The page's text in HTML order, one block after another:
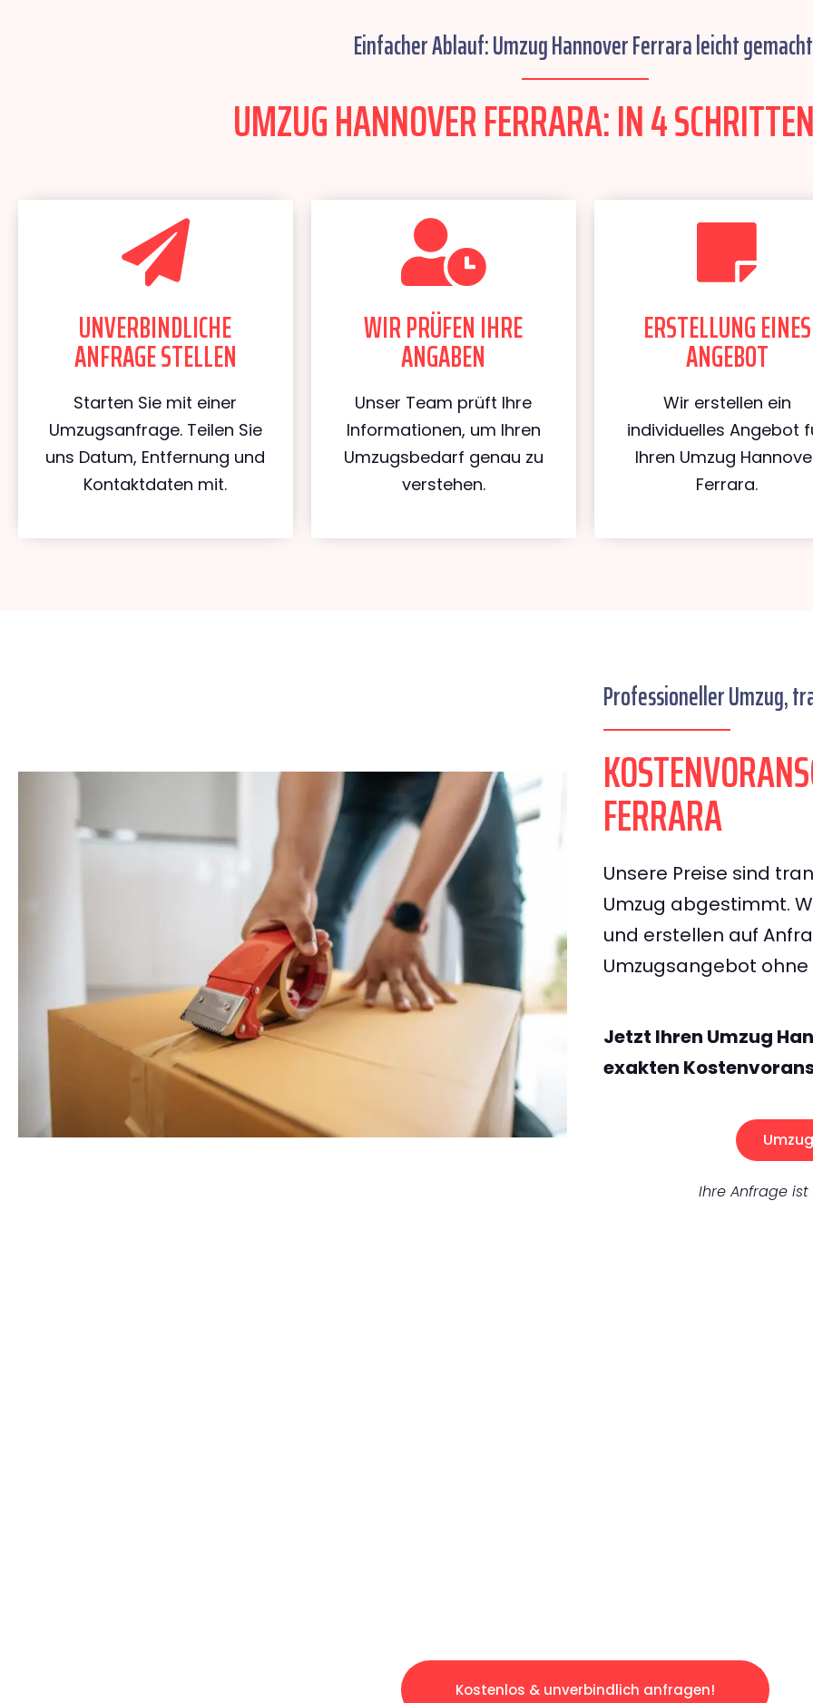
Einfacher Ablauf: Umzug Hannover Ferrara leicht
UMZUG HANNOVER FERRARA: IN 4
UNVERBINDLICHE
ANFRAGE STELLEN
Starten Sie mit einer
Umzugsanfrage. Teilen Sie
uns Datum, Entfernung und
Kontaktdaten mit.
WIR PRÜFEN IHRE
ANGABEN
Unser Team prüft Ihre
Informationen, um Ihren
Umzugsbedarf genau zu
verstehen.
ERSTELLUNG EINES
ANGEBOT
Wir erstellen ein
individuelles Angebot
Ihren Umzug
Ferrara.
Professioneller Umzug,
FERRARA
Unsere Preise sind
Umzug abgestimmt.
und erstellen auf
Umzugsangebot
Jetzt Ihren Umzug
exakten
Ihre Anfrage ist
Kostenlos & unverbindlich anfragen!